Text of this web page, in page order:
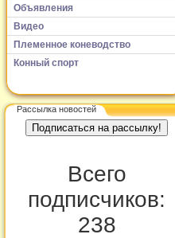
Объявления
Видео
Племенное коневодство
Конный спорт
Рассылка новостей
Всего
подписчиков:
238